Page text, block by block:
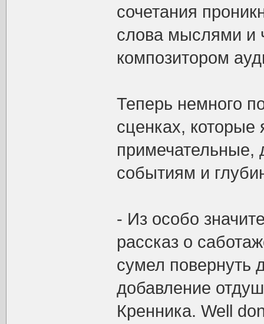
сочетания
слова мыслями и
композитором
Теперь немного
сценках,
событиям и
- Из особо
рассказ о
сумел повернуть
добавление
Кренника. Well